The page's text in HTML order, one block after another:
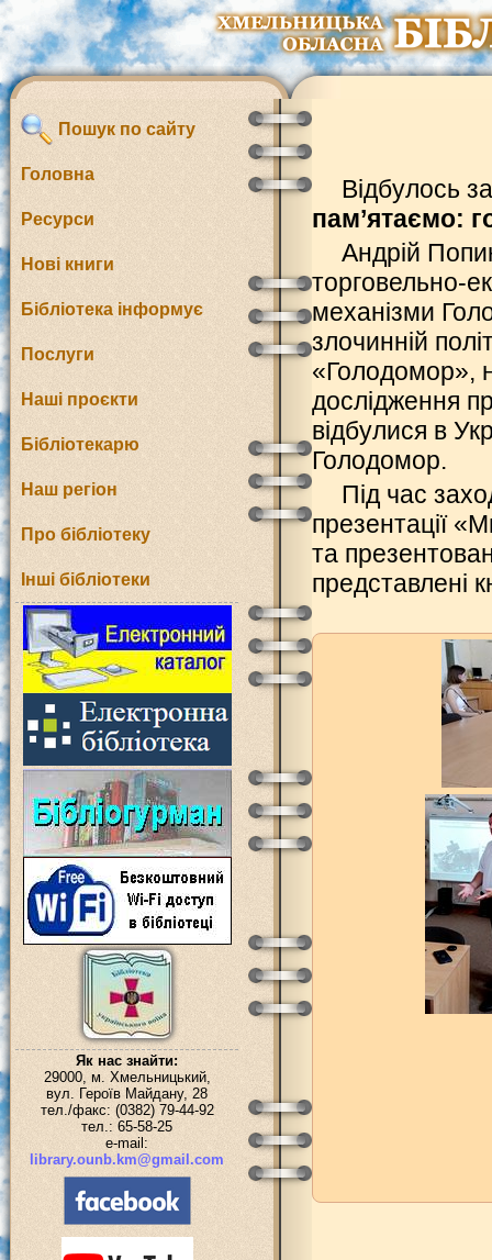
Пошук по сайту
Головна
Ресурси
Нові книги
Бібліотека інформує
Послуги
Наші проєкти
Бібліотекарю
Наш регіон
Про бібліотеку
Інші бібліотеки
Як нас знайти:
29000, м. Хмельницький,
вул. Героїв Майдану, 28
тел./факс: (0382) 79-44-92
тел.: 65-58-25
e-mail:
library.ounb.km@gmail.com
Відбулось
пам’ятаємо:
Андрій
торговельно-
механізми
злочинній
«Голодомор»,
дослідження
відбулися в
Голодомор.
Під час
презентації
та
представлені